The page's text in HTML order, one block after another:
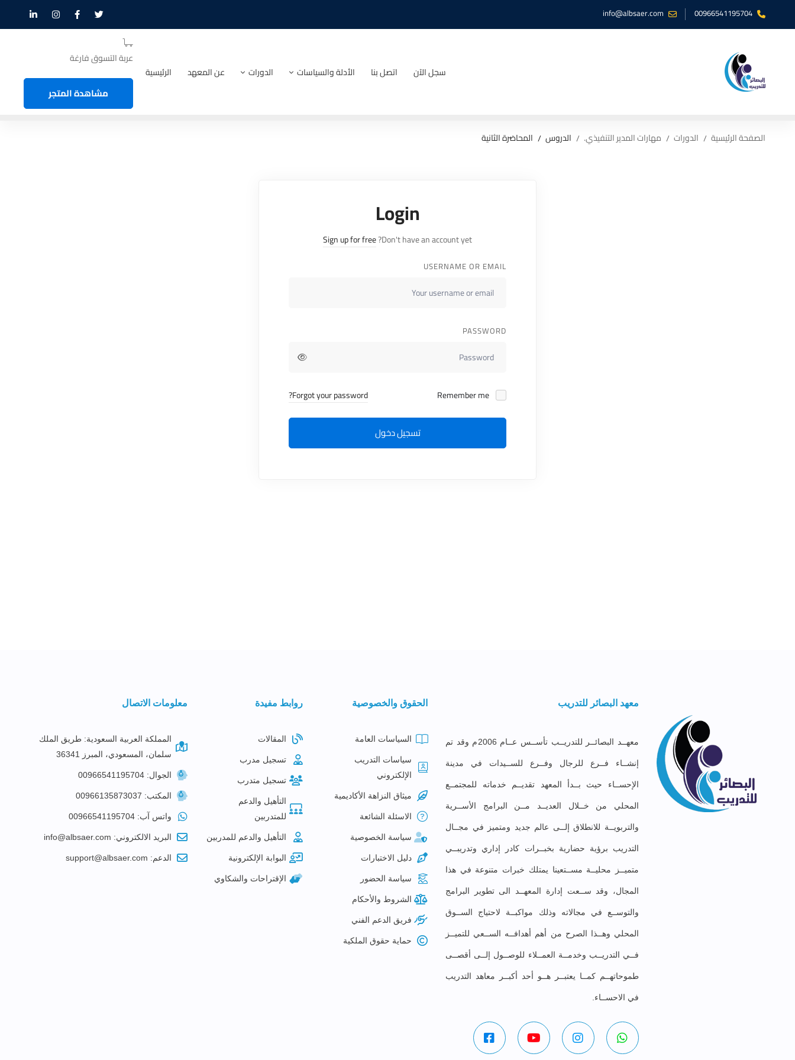
00966541195704
info@albsaer.com
سجل الآن اتصل بنا الأدلة والسياسات الدورات عن المعهد الرئيسية
عربة التسوق فارغة
مشاهدة المتجر
الصفحة الرئيسية الدورات مهارات المدير التنفيذي. الدروس المحاضرة الثانية
Login
Don't have an account yet?
Sign up for free
USERNAME OR EMAIL
PASSWORD
Forgot your password?
تسجيل دخول
معهد البصائر للتدريب
معهــد البصائــر للتدريــب تأســس عــام 2006م وقد تم
إنشــاء فــرع للرجال وفــرع للســيدات في مدينة
الإحســاء حيث بــدأ المعهد تقديــم خدماته للمجتمــع
المحلي من خــلال العديــد مــن البرامج الأســرية
والتربويــة للانطلاق إلــى عالم جديد ومتميز في مجــال
التدريب برؤية حضارية بخبــرات كادر إداري وتدريبــي
متميــز محليــة مســتعينا يمتلك خبرات متنوعة في هذا
المجال، وقد ســعت إدارة المعهــد الى تطوير البرامج
والتوســع في مجالاته وذلك مواكبــة لاحتياج الســوق
المحلي وهــذا الصرح من أهم أهدافــه الســعي للتميــز
فــي التدريــب وخدمــة العمــلاء للوصــول إلــى أقصــى
طموحاتهــم كمــا يعتبــر هــو أحد أكبــر معاهد التدريب
في الاحســاء.
الحقوق والخصوصية
السياسات العامة
سياسات التدريب
الإلكتروني
ميثاق النزاهة الأكاديمية
الاسئلة الشائعة
سياسة الخصوصية
دليل الاختبارات
سياسة الحضور
الشروط والأحكام
فريق الدعم الفني
حماية حقوق الملكية
روابط مفيدة
المقالات
تسجيل مدرب
تسجيل متدرب
التأهيل والدعم
للمتدربين
التأهيل والدعم للمدربين
البوابة الإلكترونية
الإقتراحات والشكاوي
معلومات الاتصال
المملكة العربية السعودية: طريق الملك
سلمان، المسعودي، المبرز 36341
الجوال: 00966541195704
المكتب: 00966135873037
واتس آب: 00966541195704
البريد الالكتروني: info@albsaer.com
الدعم: support@albsaer.com